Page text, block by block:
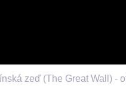
zeď (The Great Wall) -